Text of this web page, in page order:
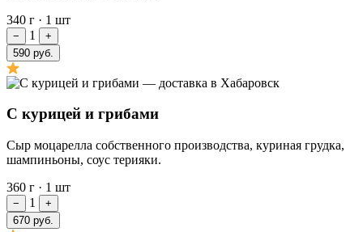
340 г · 1 шт
− 1
+
590 руб.
С курицей и грибами
Сыр моцарелла собственного производства, куриная грудка,
шампиньоны, соус терияки.
360 г · 1 шт
− 1
+
670 руб.